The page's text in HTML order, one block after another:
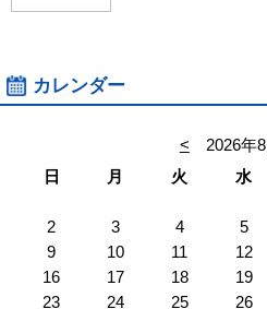
カレンダー
< 2026年8
日
月 火 水
2
3 4 5
9
10 11 12
16
17 18 19
23
24 25 26